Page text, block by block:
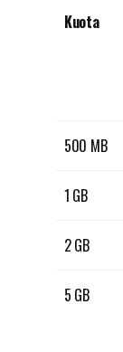
Kuota
500 MB
1 GB
2 GB
5 GB